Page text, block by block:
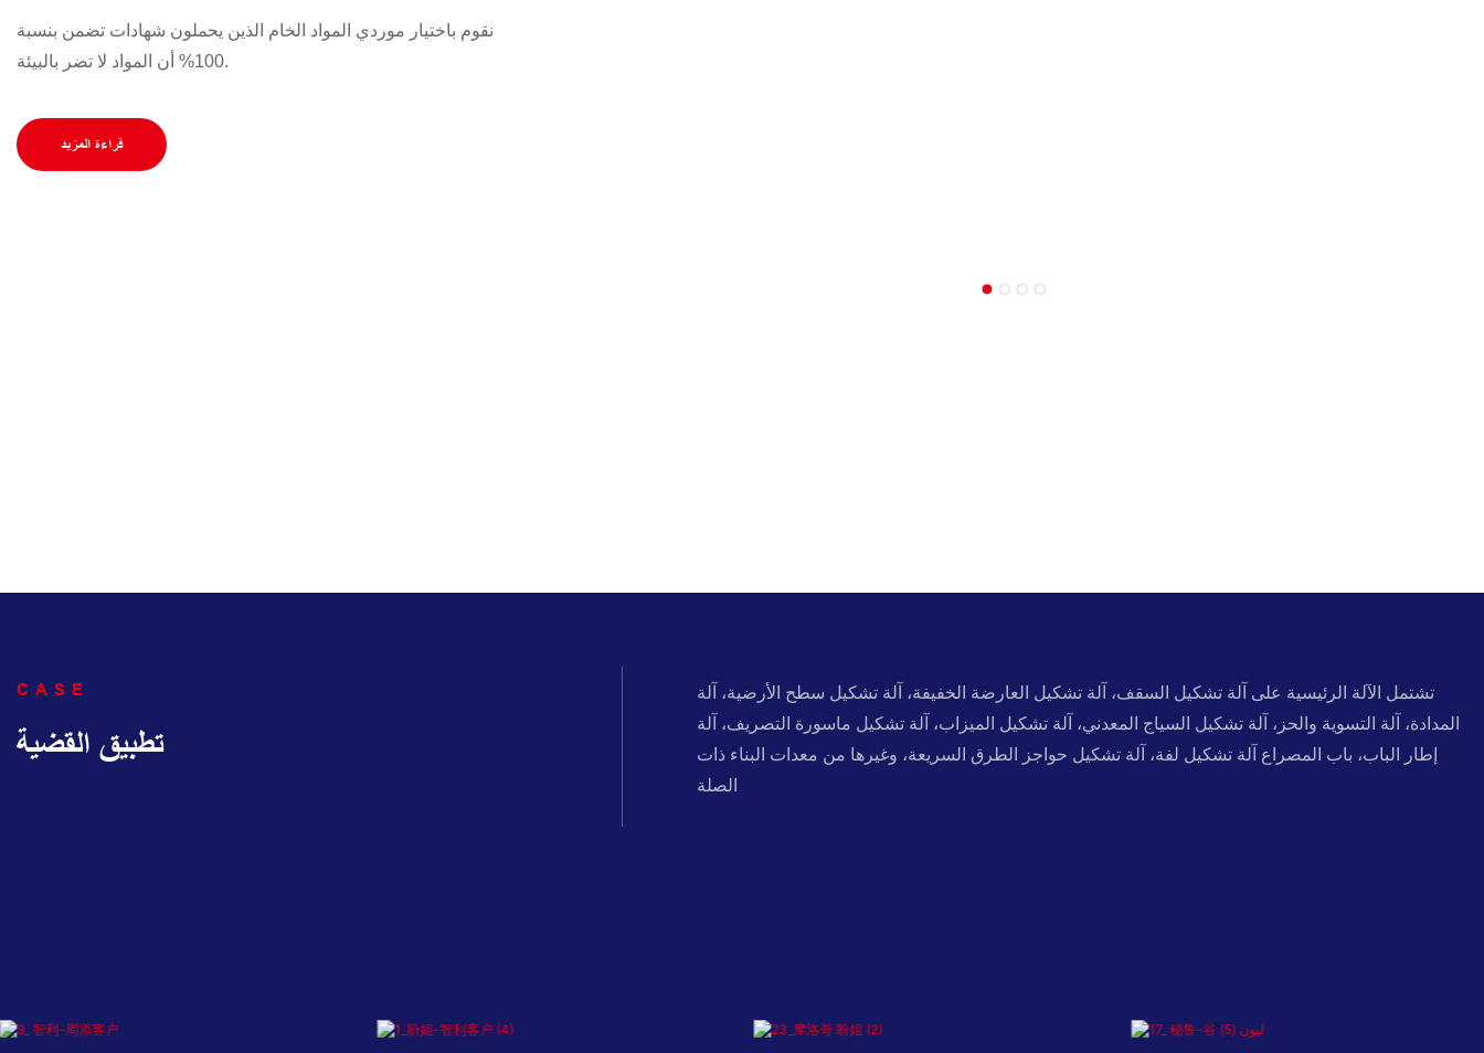
نقوم باختيار موردي المواد الخام الذين يحملون شهادات تضمن بنسبة
100% أن المواد لا تضر بالبيئة.
قراءة المزيد
CASE
تطبيق القضية
تشتمل الآلة الرئيسية على آلة تشكيل السقف، آلة تشكيل العارضة الخفيفة، آلة تشكيل سطح الأرضية، آلة
المدادة، آلة التسوية والحز، آلة تشكيل السياج المعدني، آلة تشكيل الميزاب، آلة تشكيل ماسورة التصريف، آلة
إطار الباب، باب المصراع آلة تشكيل لفة، آلة تشكيل حواجز الطرق السريعة، وغيرها من معدات البناء ذات